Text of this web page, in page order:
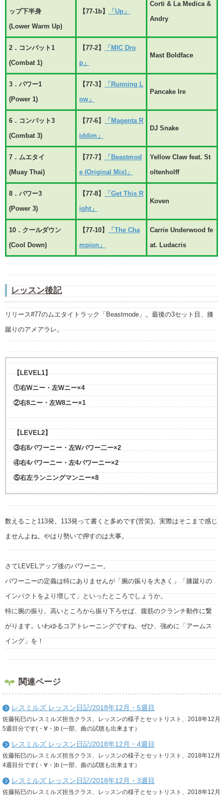
ップ下半身
(Lower Warm Up)
【77-1b】 「Up」
Corti & La Medica &
Andry
2．コンバット1
(Combat 1)
【77-2】
「MIC Dro
p」
Mast Boldface
3．パワー1
(Power 1)
【77-3】
「Running L
ow」
Pancake Ire
6．コンバット3
(Combat 3)
【77-6】
「Magenta R
iddim」
DJ Snake
7．ムエタイ
(Muay Thai)
【77-7】
「Beastmod
e (Original Mix)」
Yellow Claw feat. St
oltenholff
8．パワー3
(Power 3)
【77-8】
「Get This R
ight」
Koven
10．クールダウン
(Cool Down)
【77-10】
「The Cha
mpion」
Carrie Underwood fe
at. Ludacris
レッスン後記
リリース#77のムエタイトラック「Beastmode」。最後の3セット目、膝
蹴りのアメアラレ。
【LEVEL1】
①右Wニー・左Wニー×4
②右8ニー・左W8ニー×1
【LEVEL2】
③右8パワーニー・左Wパワー二ー×2
④右4パワーニー・左4パワーニー×2
⑤右左ランニングマンニー×8
数えること113発。113発って書くと多めです(苦笑)。実際はそこまで感じ
ませんよね。やはり勢いで押すのは大事。
さてLEVELアップ後のパワーニー。
パワーニーの定義は特にありませんが「腕の振りを大きく」「膝蹴りの
インパクトをより増して」といったところでしょうか。
特に腕の振り。高いところから振り下ろせば、腹筋のクランチ動作に繋
がります。いわゆるコアトレーニングですね。ぜひ、強めに「アームス
イング」を！
関連ページ
レスミルズ レッスン日記/2018年12月・5週目
佐藤拓巳のレスミルズ担当クラス、レッスンの様子とセットリスト、2018年12月
5週目分です(・∀・)b (一部、曲の試聴も出来ます）
レスミルズ レッスン日記/2018年12月・4週目
佐藤拓巳のレスミルズ担当クラス、レッスンの様子とセットリスト、2018年12月
4週目分です(・∀・)b (一部、曲の試聴も出来ます）
レスミルズ レッスン日記/2018年12月・3週目
佐藤拓巳のレスミルズ担当クラス、レッスンの様子とセットリスト、2018年12月